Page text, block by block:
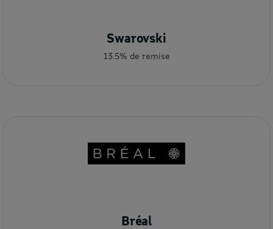
Swarovski
13.5% de remise
Bréal